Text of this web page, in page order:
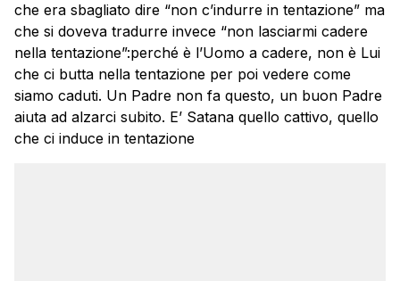
che era sbagliato dire “non c’indurre in tentazione” ma
che si doveva tradurre invece “non lasciarmi cadere
nella tentazione”:perché è l’Uomo a cadere, non è Lui
che ci butta nella tentazione per poi vedere come
siamo caduti. Un Padre non fa questo, un buon Padre
aiuta ad alzarci subito. E’ Satana quello cattivo, quello
che ci induce in tentazione